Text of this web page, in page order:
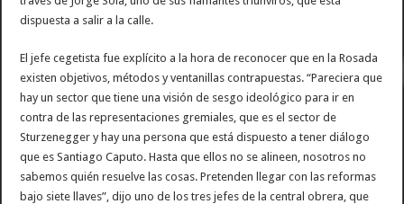
dispuesta a salir a la calle.
El jefe cegetista fue explícito a la hora de reconocer que en la Rosada
existen objetivos, métodos y ventanillas contrapuestas. “Pareciera que
hay un sector que tiene una visión de sesgo ideológico para ir en
contra de las representaciones gremiales, que es el sector de
Sturzenegger y hay una persona que está dispuesto a tener diálogo
que es Santiago Caputo. Hasta que ellos no se alineen, nosotros no
sabemos quién resuelve las cosas. Pretenden llegar con las reformas
bajo siete llaves”, dijo uno de los tres jefes de la central obrera, que